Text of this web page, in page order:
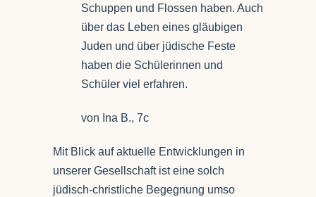
Schuppen und Flossen haben. Auch
über das Leben eines gläubigen
Juden und über jüdische Feste
haben die Schülerinnen und
Schüler viel erfahren.
von Ina B., 7c
Mit Blick auf aktuelle Entwicklungen in
unserer Gesellschaft ist eine solch
jüdisch-christliche Begegnung umso